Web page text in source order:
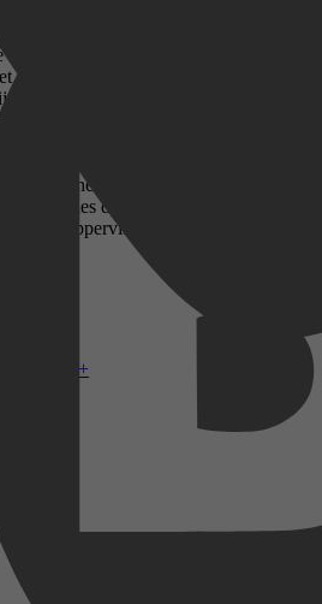
Disney+
dierenartspraktijk in een
haar best zich als ‘nieuwkomer’
stugge bevolking. Wanneer er een brute
naburige Delingen en ook Dana
schudt het dorp op haar grondvesten.
Wat weet biologisch boer Job? En
rechercheur, wel helemaal te
Leonie gedraagt zich vreemd. De
die het onderzoek leidt, probeert
speculaties de juiste richting te vinden.
de oppervlakte, maar het spoor naar